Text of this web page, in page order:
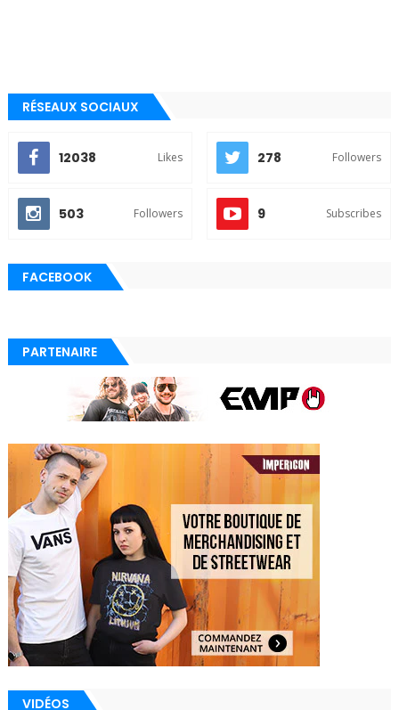
RÉSEAUX SOCIAUX
12038 Likes 278 Followers
503 Followers 9 Subscribes
FACEBOOK
PARTENAIRE
VIDÉOS